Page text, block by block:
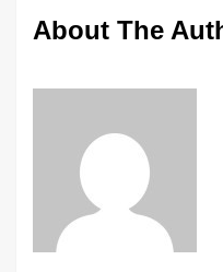
About The